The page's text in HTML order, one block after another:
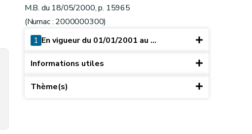
M.B. du 18/05/2000, p. 15965
(Numac : 2000000300)
1 En vigueur du 01/01/2001 au ...
Informations utiles
Thème(s)